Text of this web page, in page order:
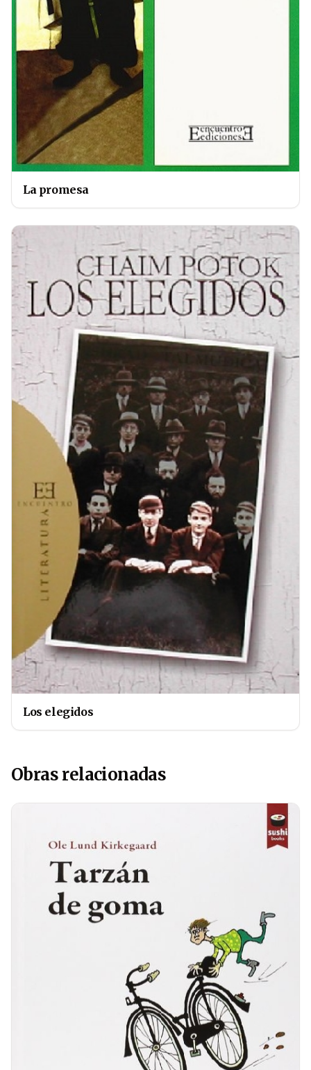
La promesa
Los elegidos
Obras relacionadas